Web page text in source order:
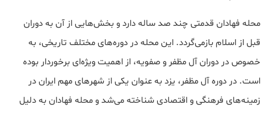
محله فهادان قدمتی چند صد ساله دارد و بخش‌هایی از آن به دوران
قبل از اسلام بازمی‌گردد. این محله در دوره‌های مختلف تاریخی، به
خصوص در دوران آل مظفر و صفویه، از اهمیت ویژه‌ای برخوردار بوده
است. در دوره آل مظفر، یزد به عنوان یکی از شهرهای مهم ایران در
زمینه‌های فرهنگی و اقتصادی شناخته می‌شد و محله فهادان به دلیل